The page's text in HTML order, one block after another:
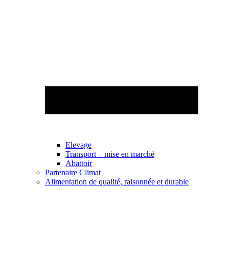
Elevage
Transport – mise en marché
Abattoir
Partenaire Climat
Alimentation de qualité, raisonnée et durable